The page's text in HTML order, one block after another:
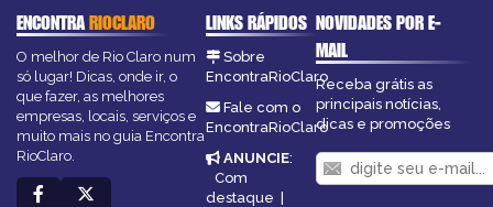
ENCONTRARIOCLARO
O melhor de Rio Claro num
só lugar! Dicas, onde ir, o
que fazer, as melhores
empresas, locais, serviços e
muito mais no guia Encontra
RioClaro.
LINKS RÁPIDOS
Sobre
EncontraRioClaro
Fale com o
EncontraRioClaro
ANUNCIE:
Com
destaque
NOVIDADES POR E-
MAIL
Receba grátis as
principais notícias,
dicas e promoções